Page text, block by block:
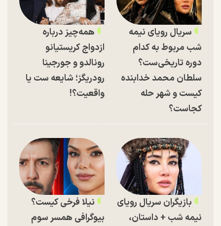
سریال رویای نیمه
شب مربوط به کدام
دوره تاریخی‌ست؟
سلطان محمد خدابنده
کیست و شهر حله
کجاست؟
همه‌چیز درباره
ازدواج کریستیانو
رونالدو و جورجینا
رودریگز؛ شایعه ست یا
واقعیت؟!
بازیگران سریال رویای
نیمه شب + داستان،
نیلا فرخی کیست؟
بیوگرافی همسر سوم